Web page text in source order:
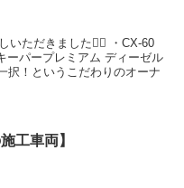
いただきました🙇‍♂️ ・CX-60
ーパープレミアム ディーゼル
択！というこだわりのオーナ
工車両】